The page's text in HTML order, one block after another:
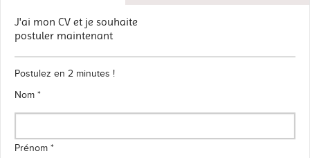
J'ai mon CV et je souhaite
postuler maintenant
Postulez en 2 minutes !
Nom *
Prénom *